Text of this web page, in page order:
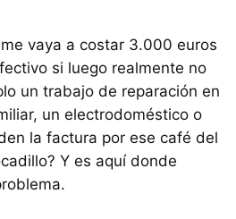
vaya a costar 3.000 euros
si luego realmente no
un trabajo de reparación en
un electrodoméstico o
la factura por ese café del
Y es aquí donde